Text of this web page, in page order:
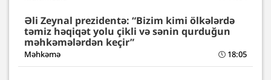
Əli Zeynal prezidentə: “Bizim kimi ölkələrdə
təmiz həqiqət yolu çikli və sənin qurduğun
məhkəmələrdən keçir”
Məhkəmə 18:05